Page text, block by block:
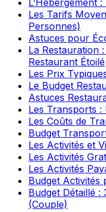
L’Hébergement
Les Tarifs
Personnes)
Astuces pour
La Restauration
Restaurant Étoilé
Les Prix
Le Budget
Astuces
Les Transports
Les Coûts de
Budget
Les Activités et
Les Activités
Les Activités
Budget
Budget Détaillé
(Couple)